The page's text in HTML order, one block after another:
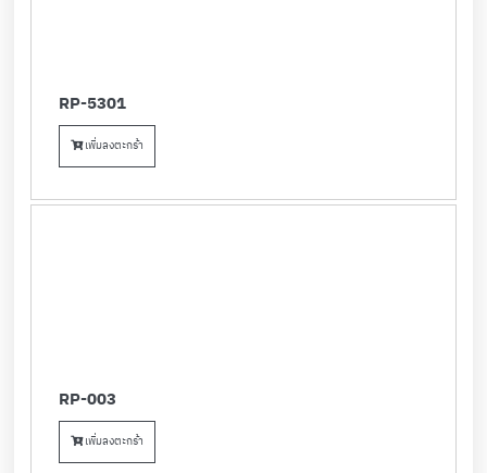
RP-5301
เพิ่มลงตะกร้า
RP-003
เพิ่มลงตะกร้า